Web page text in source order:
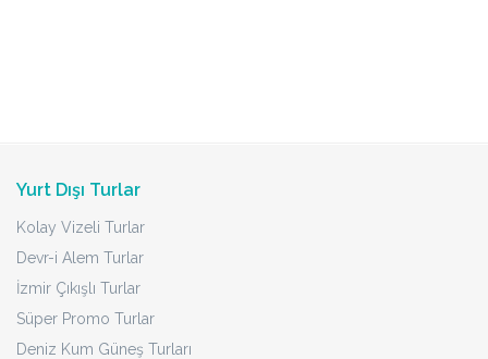
Yurt Dışı Turlar
Kolay Vizeli Turlar
Devr-i Alem Turlar
İzmir Çıkışlı Turlar
Süper Promo Turlar
Deniz Kum Güneş Turları